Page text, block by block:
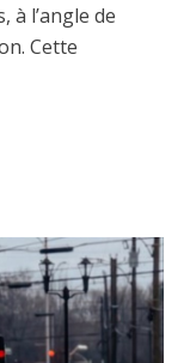
à l’angle de
Cette